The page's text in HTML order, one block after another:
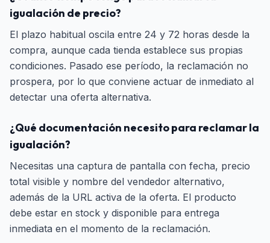
igualación de precio?
El plazo habitual oscila entre 24 y 72 horas desde la
compra, aunque cada tienda establece sus propias
condiciones. Pasado ese período, la reclamación no
prospera, por lo que conviene actuar de inmediato al
detectar una oferta alternativa.
¿Qué documentación necesito para reclamar la
igualación?
Necesitas una captura de pantalla con fecha, precio
total visible y nombre del vendedor alternativo,
además de la URL activa de la oferta. El producto
debe estar en stock y disponible para entrega
inmediata en el momento de la reclamación.